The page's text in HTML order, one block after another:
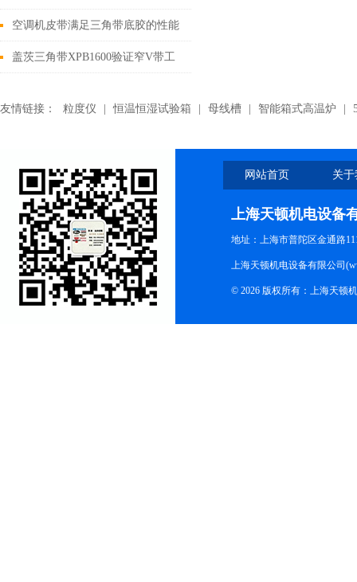
的线绳
空调机皮带满足三角带底胶的性能
要求
盖茨三角带XPB1600验证窄V带工
友情链接： 粒度仪 恒温恒湿试验箱 母线槽 智能箱式高温炉
网站首页 关
上海天顿机电设备
地址：上海市普陀区金通路
上海天顿机电设备有限公司
© 2026 版权所有：上海天顿